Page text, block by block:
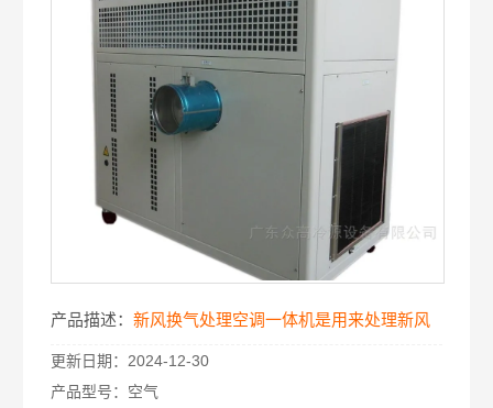
产品描述：新风换气处理空调一体机是用来处理新风
的，新风用来保证室内空气的质量，并补充室内排
更新日期： 2024-12-30
产品型号： 空气